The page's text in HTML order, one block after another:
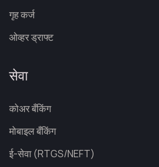
गृह कर्ज
ओव्हर ड्राफ्ट
सेवा
कोअर बँकिंग
मोबाइल बँकिंग
ई-सेवा (RTGS/NEFT)